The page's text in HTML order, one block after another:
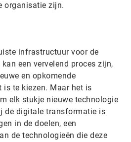
organisatie zijn.
infrastructuur voor de
een vervelend proces zijn,
en opkomende
te kiezen. Maar het is
elk stukje nieuwe technologie
de digitale transformatie is
in de doelen, een
de technologieën die deze